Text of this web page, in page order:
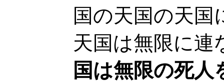
国の天国の天
天国は無限に連
国は無限の死